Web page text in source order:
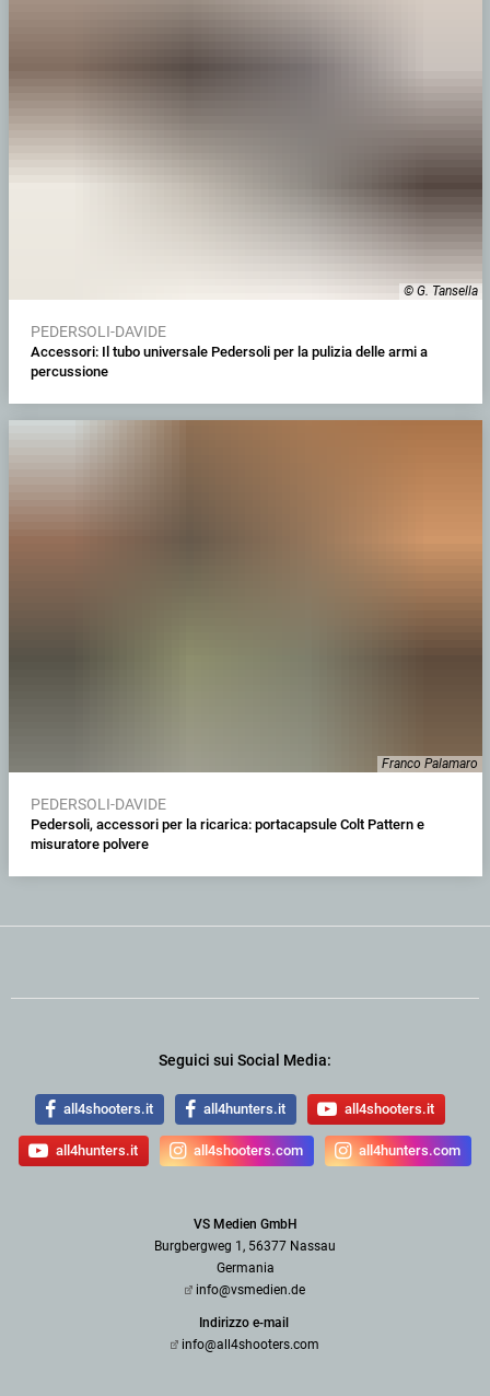
© G. Tansella
PEDERSOLI-DAVIDE
Accessori: Il tubo universale Pedersoli per la pulizia delle armi a
percussione
Franco Palamaro
PEDERSOLI-DAVIDE
Pedersoli, accessori per la ricarica: portacapsule Colt Pattern e
misuratore polvere
Seguici sui Social Media:
all4shooters.it all4hunters.it all4shooters.it
all4hunters.it all4shooters.com all4hunters.com
VS Medien GmbH
Burgbergweg 1, 56377 Nassau
Germania
info@vsmedien.de
Indirizzo e-mail
info@all4shooters.com